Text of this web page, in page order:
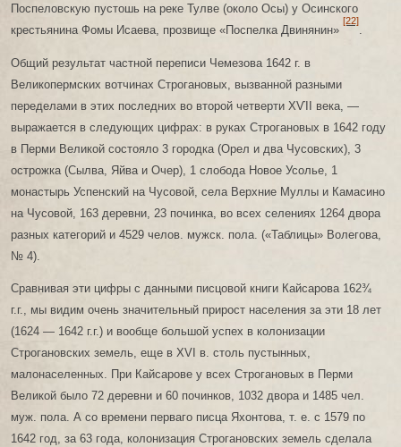
Поспеловскую пустошь на реке Тулве (около Осы) у Осинского
крестьянина Фомы Исаева, прозвище «Поспелка Двинянин»
[22]
Общий результат частной переписи Чемезова 1642 г. в
Великопермских вотчинах Строгановых, вызванной разными
переделами в этих последних во второй четверти ХѴІІ века, —
выражается в следующих цифрах: в руках Строгановых в 1642 году
в Перми Великой состояло 3 городка (Орел и два Чусовских), 3
острожка (Сылва, Яйва и Очер), 1 слобода Новое Усолье, 1
монастырь Успенский на Чусовой, села Верхние Муллы и Камасино
на Чусовой, 163 деревни, 23 починка, во всех селениях 1264 двора
разных категорий и 4529 челов. мужск. пола. («Таблицы» Волегова,
№ 4).
Сравнивая эти цифры с данными писцовой книги Кайсарова 162¾
г.г., мы видим очень значительный прирост населения за эти 18 лет
(1624 — 1642 г.г.) и вообще большой успех в колонизации
Строгановских земель, еще в XVI в. столь пустынных,
малонаселенных. При Кайсарове у всех Строгановых в Перми
Великой было 72 деревни и 60 починков, 1032 двора и 1485 чел.
муж. пола. А со времени перваго писца Яхонтова, т. е. с 1579 по
1642 год, за 63 года, колонизация Строгановских земель сделала